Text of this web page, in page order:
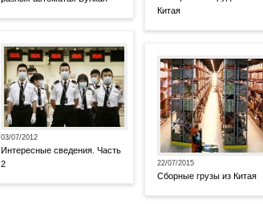
03/07/2012
Интересные сведения. Часть
2
Китая
22/07/2015
Сборные грузы из Китая